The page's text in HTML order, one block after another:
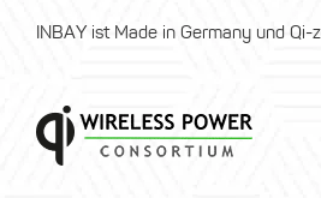
INBAY ist Made in Germany und Qi-